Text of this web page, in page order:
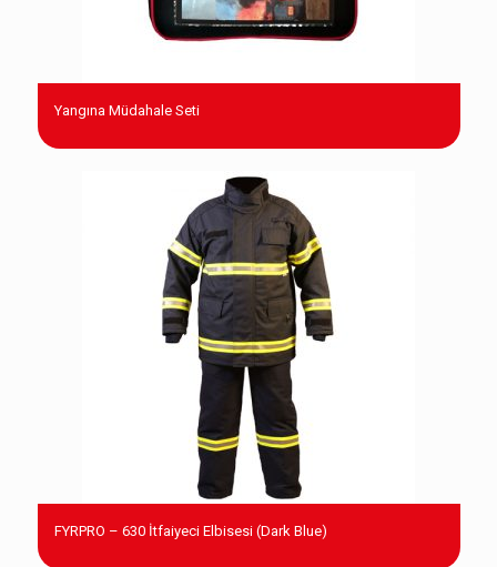
Yangına Müdahale Seti
FYRPRO – 630 İtfaiyeci Elbisesi (Dark Blue)